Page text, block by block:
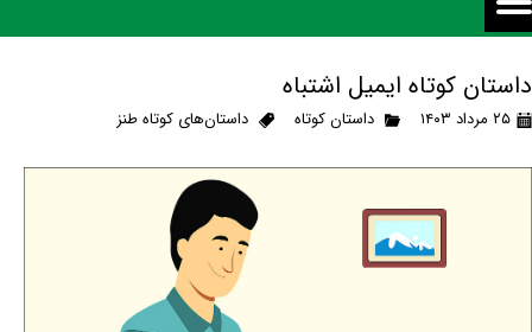
داستان کوتاه ایمیل اشتباه
۲۵ مرداد ۱۴۰۳ داستان کوتاه داستان‌های کوتاه طنز